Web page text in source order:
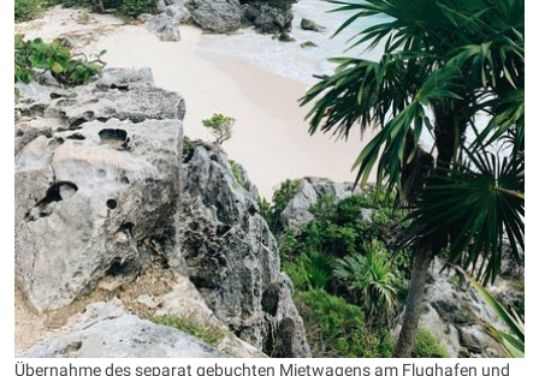
Übernahme des separat gebuchten Mietwagens am Flughafen und